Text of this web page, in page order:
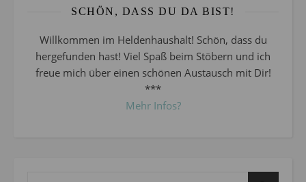
SCHÖN, DASS DU DA BIST!
Willkommen im Heldenhaushalt! Schön, dass du
hergefunden hast! Viel Spaß beim Stöbern und ich
freue mich über einen schönen Austausch mit Dir!
***
Mehr Infos?